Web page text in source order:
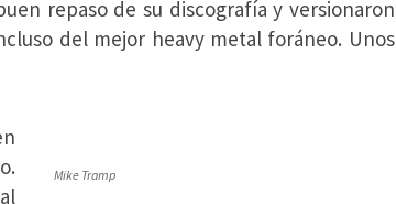
repaso de su discografía y versionaron
del mejor heavy metal foráneo. Unos
Mike Tramp